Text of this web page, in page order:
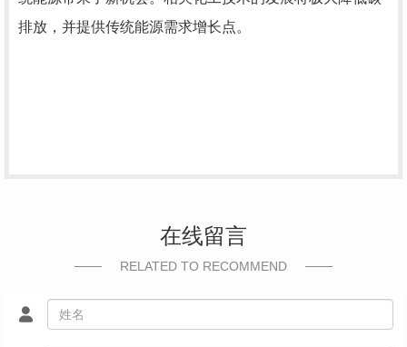
排放，并提供传统能源需求增长点。
在线留言
RELATED TO RECOMMEND